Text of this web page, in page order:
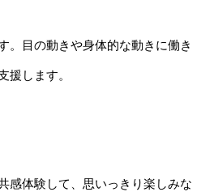
。目の動きや身体的な動きに働き
援します。
感体験して、思いっきり楽しみな